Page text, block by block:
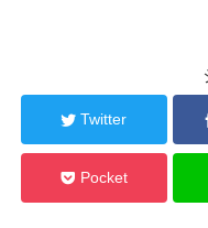
Twitter
Pocket